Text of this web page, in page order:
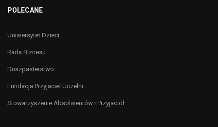
POLECANE
Uniwersytet Dzieci
Rada Biznesu
Duszpasterstwo
Fundacja Przyjaciel Uczelni
Stowarzyszenie Absolwentów i Przyjaciół